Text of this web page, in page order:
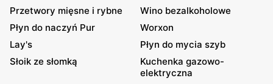
Przetwory mięsne i rybne
Wino bezalkoholowe
Płyn do naczyń Pur
Worxon
Lay's
Płyn do mycia szyb
Słoik ze słomką
Kuchenka gazowo-
elektryczna